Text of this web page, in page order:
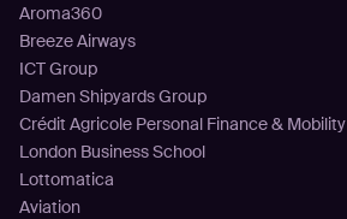
Aroma360
Breeze Airways
ICT Group
Damen Shipyards Group
Crédit Agricole Personal Finance & Mobility
London Business School
Lottomatica
Aviation